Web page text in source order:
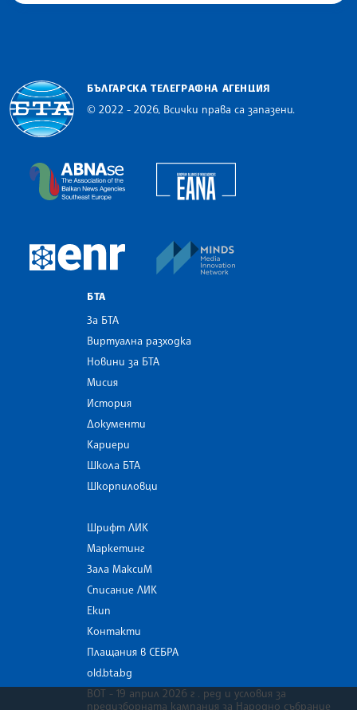
БЪЛГАРСКА ТЕЛЕГРАФНА АГЕНЦИЯ
© 2022 - 2026, Всички права са запазени.
The Assocoation of the Balkan News Agencies
European Newsroom
БТА
За БТА
Виртуална разходка
Новини за БТА
Мисия
История
Документи
Кариери
Школа БТА
Шкорпиловци
Шрифт ЛИК
Маркетинг
Зала МаксиМ
Списание ЛИК
Екип
Контакти
Плащания в СЕБРА
old.bta.bg
ВОТ - 19 април 2026 г . ред и условия за
предизборната кампания за Народно събрание